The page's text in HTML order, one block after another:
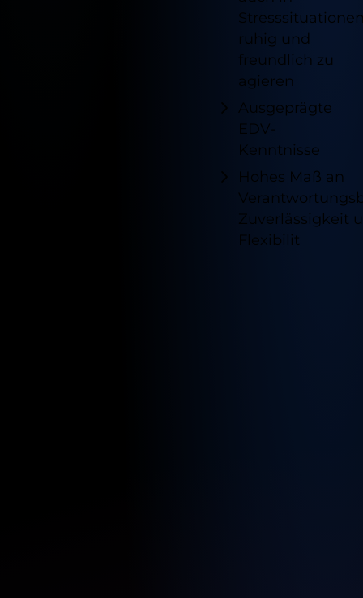
ruhig und
freundlich zu
agieren
Ausgeprägte
EDV-
Kenntnisse
Hohes Maß an
Zuverlässigkeit
Flexibilit